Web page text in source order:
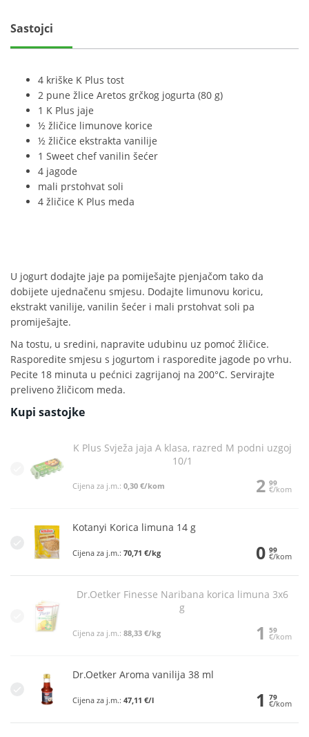
Sastojci
4 kriške K Plus tost
2 pune žlice Aretos grčkog jogurta (80 g)
1 K Plus jaje
½ žličice limunove korice
½ žličice ekstrakta vanilije
1 Sweet chef vanilin šećer
4 jagode
mali prstohvat soli
4 žličice K Plus meda
U jogurt dodajte jaje pa pomiješajte pjenjačom tako da
dobijete ujednačenu smjesu. Dodajte limunovu koricu,
ekstrakt vanilije, vanilin šećer i mali prstohvat soli pa
promiješajte.
Na tostu, u sredini, napravite udubinu uz pomoć žličice.
Rasporedite smjesu s jogurtom i rasporedite jagode po vrhu.
Pecite 18 minuta u pećnici zagrijanoj na 200°C. Servirajte
preliveno žličicom meda.
Kupi sastojke
K Plus Svježa jaja A klasa, razred M podni uzgoj
10/1
Cijena za j.m.: 0,30 €/kom 2 99
€/kom
Kotanyi Korica limuna 14 g
Cijena za j.m.: 70,71 €/kg 0 99
€/kom
Dr.Oetker Finesse Naribana korica limuna 3x6
g
Cijena za j.m.: 88,33 €/kg 1 59
€/kom
Dr.Oetker Aroma vanilija 38 ml
Cijena za j.m.: 47,11 €/l 1 79
€/kom